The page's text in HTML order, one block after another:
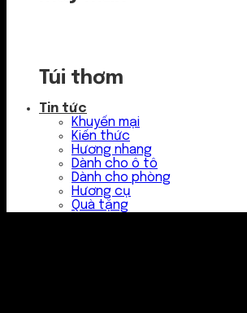
Túi thơm
Tin tức
Khuyến mại
Kiến thức
Hương nhang
Dành cho ô tô
Dành cho phòng
Hương cụ
Quà tặng